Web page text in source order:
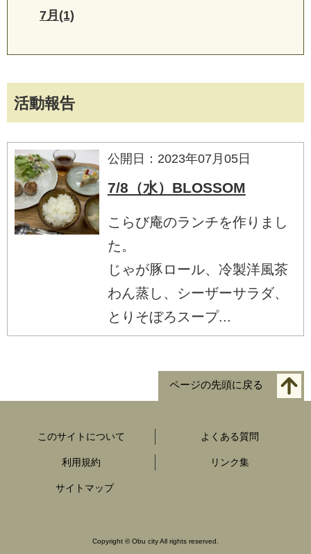
活動報告
公開日：2023年07月05日
7/8（水）BLOSSOM
こらび庵のランチを作りまし
た。
じゃが豚ロール、冷製洋風茶
わん蒸し、シーザーサラダ、
とりそぼろスープ...
7月(1)
ページの先頭に戻る
このサイトについて よくある質問
利用規約 リンク集
サイトマップ
Copyright ©Obu city All rights reserved.